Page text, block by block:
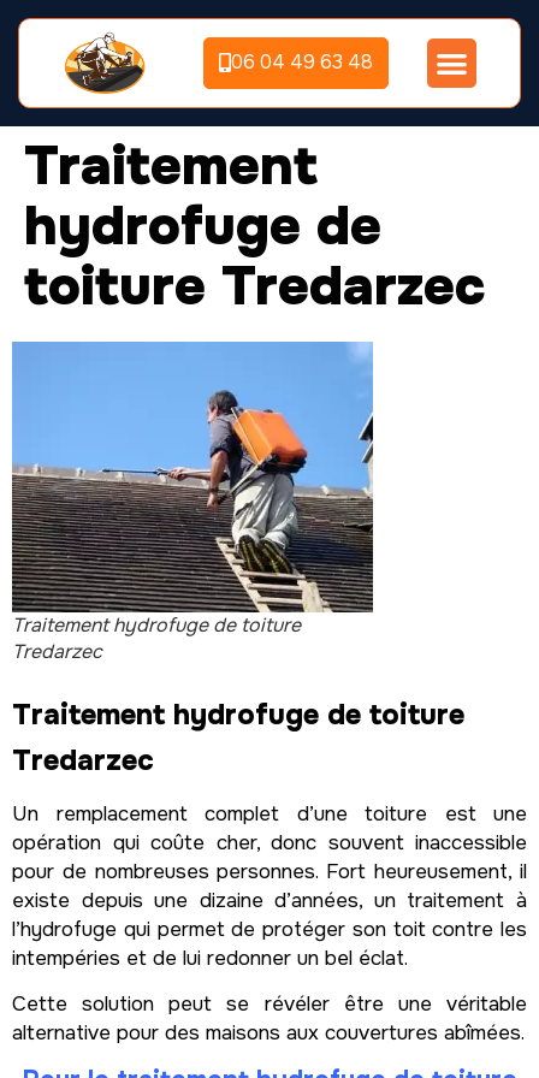
06 04 49 63 48
Traitement
hydrofuge de
toiture Tredarzec
Traitement hydrofuge de toiture
Tredarzec
Traitement hydrofuge de toiture
Tredarzec
Un remplacement complet d’une toiture est une
opération qui coûte cher, donc souvent inaccessible
pour de nombreuses personnes. Fort heureusement, il
existe depuis une dizaine d’années, un traitement à
l’hydrofuge qui permet de protéger son toit contre les
intempéries et de lui redonner un bel éclat.
Cette solution peut se révéler être une véritable
alternative pour des maisons aux couvertures abîmées.